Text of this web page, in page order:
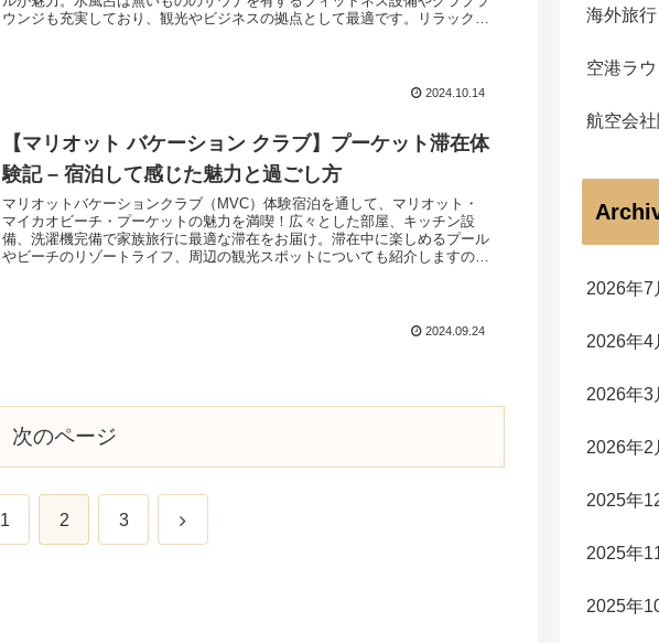
ウンジも充実しており、観光やビジネスの拠点として最適です。リラックス
2024.10.14
【マリオット バケーション クラブ】プーケット滞在体
験記 – 宿泊して感じた魅力と過ごし方
マリオットバケーションクラブ（MVC）体験宿泊を通して、マリオット・
マイカオビーチ・プーケットの魅力を満喫！広々とした部屋、キッチン設
備、洗濯機完備で家族旅行に最適な滞在をお届け。滞在中に楽しめるプール
やビーチのリゾートライフ、周辺の観光スポットについても紹介しますの
2024.09.24
次のページ
1 2 3 次
海外旅行
空港ラ
航空会
2026年7
2026年4
2026年3
2026年2
2025年
2025年
2025年